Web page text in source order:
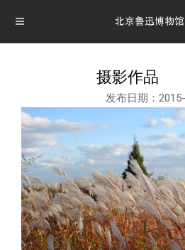
首页
概况
博物馆介绍
资讯
摄影作品
发布日期：